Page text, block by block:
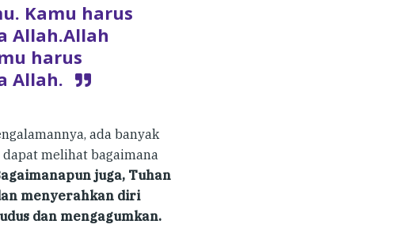
Kamu harus
Allah.Allah
harus
Allah.
ada banyak
melihat bagaimana
juga, Tuhan
menyerahkan diri
dan mengagumkan.